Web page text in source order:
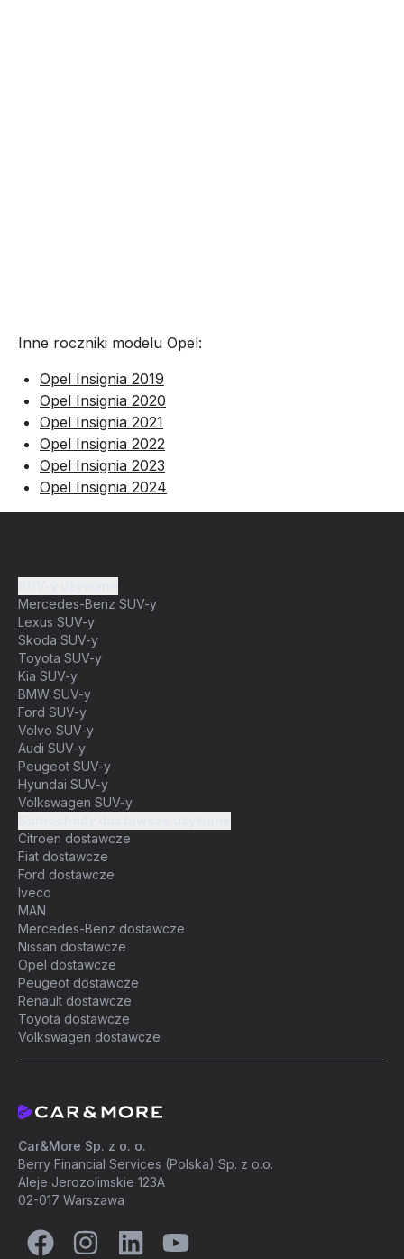
Inne roczniki modelu Opel:
Opel Insignia 2019
Opel Insignia 2020
Opel Insignia 2021
Opel Insignia 2022
Opel Insignia 2023
Opel Insignia 2024
Mercedes-Benz SUV-y
Lexus SUV-y
Skoda SUV-y
Toyota SUV-y
Kia SUV-y
BMW SUV-y
Ford SUV-y
Volvo SUV-y
Audi SUV-y
Peugeot SUV-y
Hyundai SUV-y
Volkswagen SUV-y
Citroen dostawcze
Fiat dostawcze
Ford dostawcze
Iveco
MAN
Mercedes-Benz dostawcze
Nissan dostawcze
Opel dostawcze
Peugeot dostawcze
Renault dostawcze
Toyota dostawcze
Volkswagen dostawcze
Car&More Sp. z o. o.
Berry Financial Services (Polska) Sp. z o.o.
Aleje Jerozolimskie 123A
02-017 Warszawa